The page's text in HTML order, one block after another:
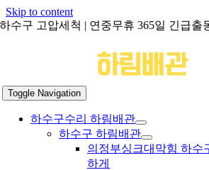
Skip to content
하수구 고압세척 | 연중무휴 365일 긴급출
Toggle Navigation
하수구수리 하림배관
하수구 하림배관
의정부싱크대막힘 하수
하게